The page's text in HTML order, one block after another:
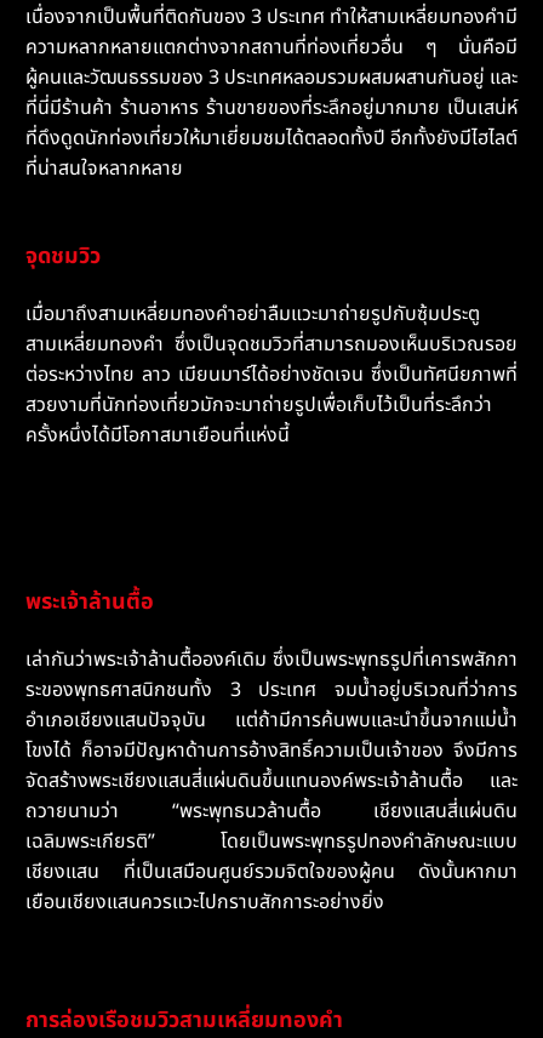
เนื่องจากเป็นพื้นที่ติดกันของ 3 ประเทศ ทำให้สามเหลี่ยมทองคำมี
ความหลากหลายแตกต่างจากสถานที่ท่องเที่ยวอื่น ๆ นั่นคือมี
ผู้คนและวัฒนธรรมของ 3 ประเทศหลอมรวมผสมผสานกันอยู่ และ
ที่นี่มีร้านค้า ร้านอาหาร ร้านขายของที่ระลึกอยู่มากมาย เป็นเสน่ห์
ที่ดึงดูดนักท่องเที่ยวให้มาเยี่ยมชมได้ตลอดทั้งปี อีกทั้งยังมีไฮไลต์
ที่น่าสนใจหลากหลาย
จุดชมวิว
เมื่อมาถึงสามเหลี่ยมทองคำอย่าลืมแวะมาถ่ายรูปกับซุ้มประตู
สามเหลี่ยมทองคำ ซึ่งเป็นจุดชมวิวที่สามารถมองเห็นบริเวณรอย
ต่อระหว่างไทย ลาว เมียนมาร์ได้อย่างชัดเจน ซึ่งเป็นทัศนียภาพที่
สวยงามที่นักท่องเที่ยวมักจะมาถ่ายรูปเพื่อเก็บไว้เป็นที่ระลึกว่า
ครั้งหนึ่งได้มีโอกาสมาเยือนที่แห่งนี้
พระเจ้าล้านตื้อ
เล่ากันว่าพระเจ้าล้านตื้อองค์เดิม ซึ่งเป็นพระพุทธรูปที่เคารพสักกา
ระของพุทธศาสนิกชนทั้ง 3 ประเทศ จมน้ำอยู่บริเวณที่ว่าการ
อำเภอเชียงแสนปัจจุบัน แต่ถ้ามีการค้นพบและนำขึ้นจากแม่น้ำ
โขงได้ ก็อาจมีปัญหาด้านการอ้างสิทธิ์ความเป็นเจ้าของ จึงมีการ
จัดสร้างพระเชียงแสนสี่แผ่นดินขึ้นแทนองค์พระเจ้าล้านตื้อ และ
ถวายนามว่า “พระพุทธนวล้านตื้อ เชียงแสนสี่แผ่นดิน
เฉลิมพระเกียรติ” โดยเป็นพระพุทธรูปทองคำลักษณะแบบ
เชียงแสน ที่เป็นเสมือนศูนย์รวมจิตใจของผู้คน ดังนั้นหากมา
เยือนเชียงแสนควรแวะไปกราบสักการะอย่างยิ่ง
การล่องเรือชมวิวสามเหลี่ยมทองคำ